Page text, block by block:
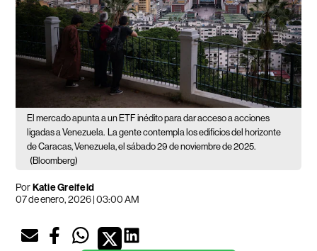
El mercado apunta a un ETF inédito para dar acceso a acciones
ligadas a Venezuela. La gente contempla los edificios del horizonte
de Caracas, Venezuela, el sábado 29 de noviembre de 2025.
(Bloomberg)
PorKatie Greifeld
07 de enero, 2026 | 03:00 AM